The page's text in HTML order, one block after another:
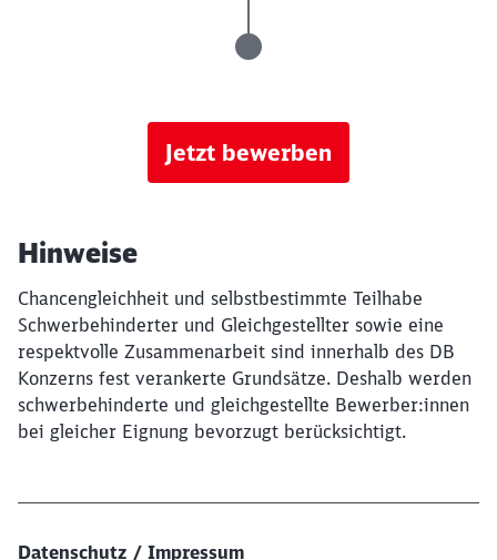
Jetzt bewerben
Hinweise
Chancengleichheit und selbstbestimmte Teilhabe
Schwerbehinderter und Gleichgestellter sowie eine
respektvolle Zusammenarbeit sind innerhalb des DB
Konzerns fest verankerte Grundsätze. Deshalb werden
schwerbehinderte und gleichgestellte Bewerber:innen
bei gleicher Eignung bevorzugt berücksichtigt.
Datenschutz / Impressum